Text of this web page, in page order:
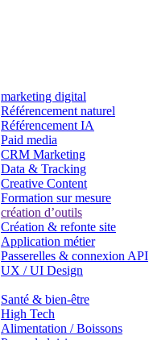
marketing digital
Référencement naturel
Référencement IA
Paid media
CRM Marketing
Data & Tracking
Creative Content
Formation sur mesure
création d’outils
Création & refonte site
Application métier
Passerelles & connexion API
UX / UI Design
Santé & bien-être
High Tech
Alimentation / Boissons